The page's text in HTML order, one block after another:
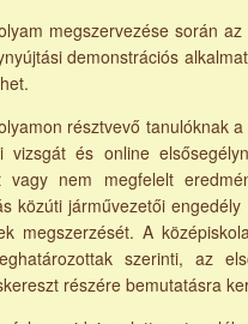
megszervezése során
demonstrációs
résztvevő tanulóknak
vizsgát és online
nem megfelelt
közúti járművezetői
megszerzését. A
szerinti, az
részére bemutatásra